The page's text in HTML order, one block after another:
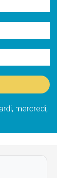
mercredi,